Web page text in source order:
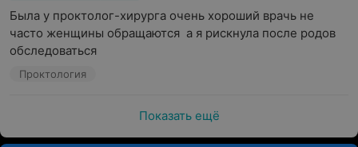
Была у проктолог-хирурга очень хороший врачь не
часто женщины обращаются  а я рискнула после родов
обследоваться
Проктология
Показать ещё